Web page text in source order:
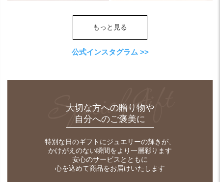
もっと見る
公式インスタグラム >>
大切な方への贈り物や
自分へのご褒美に
SpecialGift
特別な日のギフトにジュエリーの輝きが、
かけがえのない瞬間をより一層彩ります
安心のサービスとともに
心を込めて商品をお届けいたします